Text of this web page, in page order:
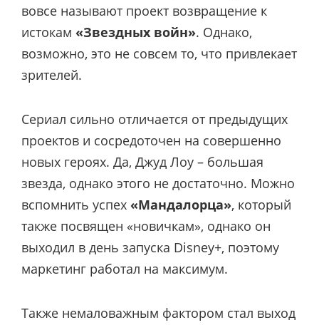
вовсе называют проект возвращение к
истокам «Звездных войн». Однако,
возможно, это не совсем то, что привлекает
зрителей.
Сериал сильно отличается от предыдущих
проектов и сосредоточен на совершенно
новых героях. Да, Джуд Лоу – большая
звезда, однако этого не достаточно. Можно
вспомнить успех «Мандалорца», который
также посвящен «новичкам», однако он
выходил в день запуска Disney+, поэтому
маркетинг работал на максимум.
Также немаловажным фактором стал выход